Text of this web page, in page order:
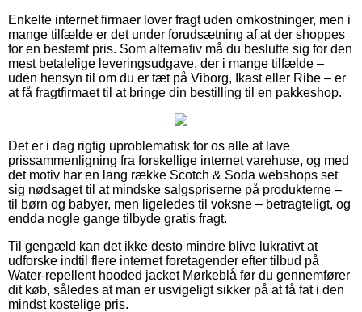
Enkelte internet firmaer lover fragt uden omkostninger, men i
mange tilfælde er det under forudsætning af at der shoppes
for en bestemt pris. Som alternativ må du beslutte sig for den
mest betalelige leveringsudgave, der i mange tilfælde –
uden hensyn til om du er tæt på Viborg, Ikast eller Ribe – er
at få fragtfirmaet til at bringe din bestilling til en pakkeshop.
Det er i dag rigtig uproblematisk for os alle at lave
prissammenligning fra forskellige internet varehuse, og med
det motiv har en lang række Scotch & Soda webshops set
sig nødsaget til at mindske salgspriserne på produkterne –
til børn og babyer, men ligeledes til voksne – betragteligt, og
endda nogle gange tilbyde gratis fragt.
Til gengæld kan det ikke desto mindre blive lukrativt at
udforske indtil flere internet foretagender efter tilbud på
Water-repellent hooded jacket Mørkeblå før du gennemfører
dit køb, således at man er usvigeligt sikker på at få fat i den
mindst kostelige pris.